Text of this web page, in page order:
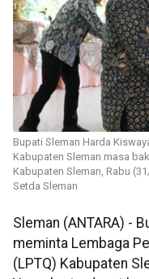
Bupati Sleman Harda
Kabupaten Sleman masa
Kabupaten Sleman, Rabu
Setda Sleman
Sleman (ANTARA) -
meminta Lembaga
(LPTQ) Kabupaten